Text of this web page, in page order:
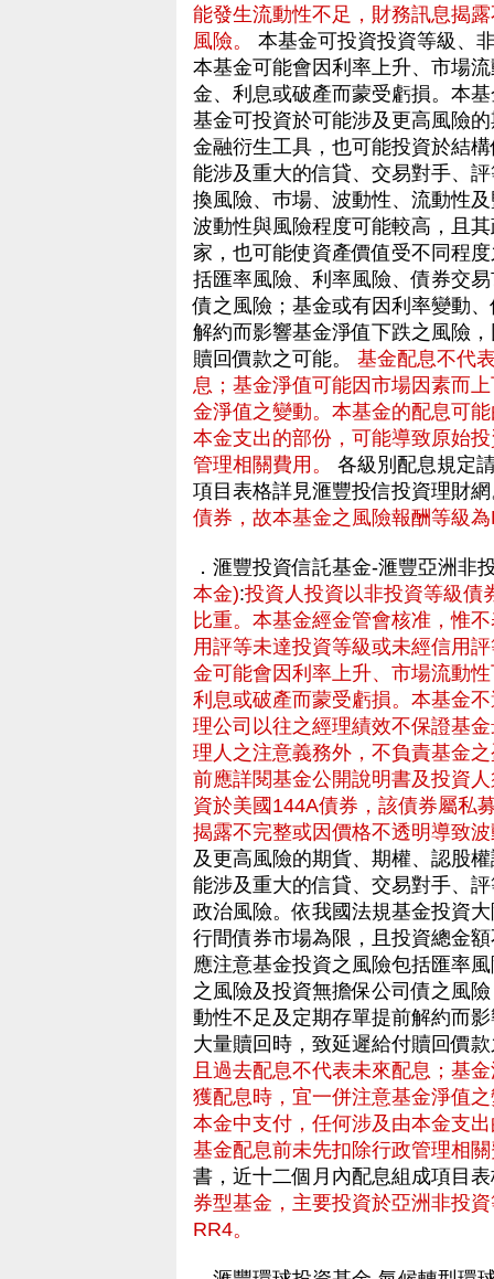
能發生流動性不足，財務訊息揭
風險。
本基金可投資投資等級、
本基金可能會因利率上升、市場
金、利息或破產而蒙受虧損。本
基金可投資於可能涉及更高風險
金融衍生工具，也可能投資於結
能涉及重大的信貸、交易對手、
換風險、巿場、波動性、流動性
波動性與風險程度可能較高，且
家，也可能使資產價值受不同程
括匯率風險、利率風險、債券交
債之風險；基金或有因利率變動
解約而影響基金淨值下跌之風險
贖回價款之可能。 基金配息不代
息；基金淨值可能因市場因素而
金淨值之變動。本基金的配息可
本金支出的部份，可能導致原始
管理相關費用。
各級別配息規定
項目表格詳見滙豐投信投資理財
債券，故本基金之風險報酬等級
．滙豐投資信託基金-滙豐亞洲非
本金):投資人投資以非投資等級債
比重。本基金經金管會核准，惟
用評等未達投資等級或未經信用
金可能會因利率上升、市場流動
利息或破產而蒙受虧損。本基金
理公司以往之經理績效不保證基
理人之注意義務外，不負責基金
前應詳閱基金公開說明書及投資
資於美國144A債券，該債券屬私
揭露不完整或因價格不透明導致
及更高風險的期貨、期權、認股
能涉及重大的信貸、交易對手、
政治風險。依我國法規基金投資
行間債券市場為限，且投資總金
應注意基金投資之風險包括匯率
之風險及投資無擔保公司債之風
動性不足及定期存單提前解約而
大量贖回時，致延遲給付贖回價
且過去配息不代表未來配息；基
獲配息時，宜一併注意基金淨值
本金中支付，任何涉及由本金支
基金配息前未先扣除行政管理相
書，近十二個月內配息組成項目
券型基金，主要投資於亞洲非投
RR4。